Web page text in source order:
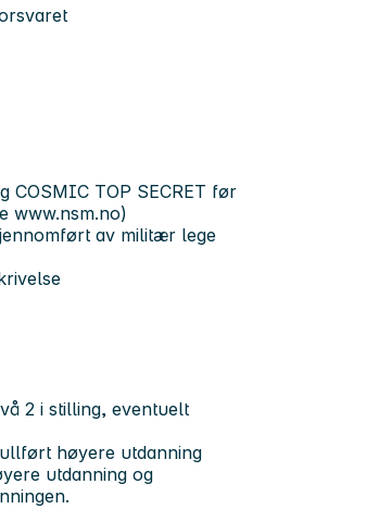
COSMIC TOP SECRET før
www.nsm.no)
av militær lege
2 i stilling, eventuelt
høyere utdanning
utdanning og